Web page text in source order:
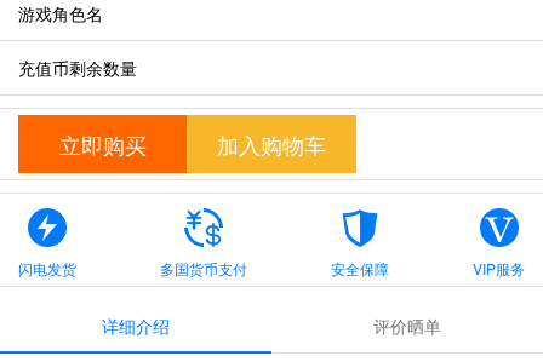
游戏角色名
充值币剩余数量
立即购买 加入购物车
闪电发货 多国货币支付 安全保障 VIP服务
详细介绍 评价晒单